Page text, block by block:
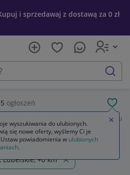
i sprzedawaj z dostawą za 0 zł
szukaj
ogłoszeń
Saszetki i nerki
Lubelskie, +0 km
wyszukiwania do ulubionych.
się nowe oferty, wyślemy Ci je
powiadomienia w ulubionych
.